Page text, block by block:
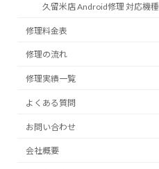
久留米店 Android修理 対応機種
修理料金表
修理の流れ
修理実績一覧
よくある質問
お問い合わせ
会社概要